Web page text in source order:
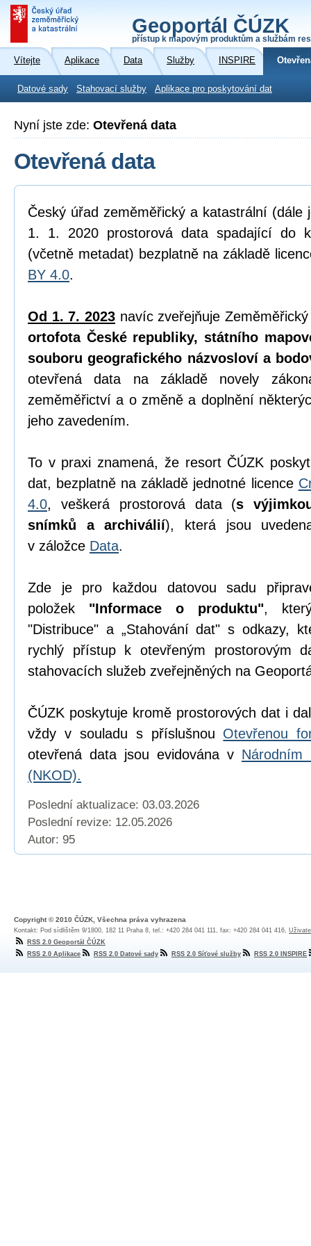
Geoportál ČÚZK
přístup k mapovým produktům a službám
Vítejte Aplikace Data Služby INSPIRE
Datové sady Stahovací služby Aplikace pro poskytování dat
Nyní jste zde: Otevřená data
Otevřená data
Český úřad zeměměřický a katastrální (dále
1. 1. 2020 prostorová data spadající do
(včetně metadat) bezplatně na základě
BY 4.0.
Od 1. 7. 2023 navíc zveřejňuje
ortofota České republiky, státního
souboru geografického názvosloví a
otevřená data na základě novely
zeměměřictví a o změně a doplnění
jeho zavedením.
To v praxi znamená, že resort ČÚZK
dat, bezplatně na základě jednotné licence
4.0, veškerá prostorová data (s
snímků a archiválií), která jsou
v záložce Data.
Zde je pro každou datovou sadu
položek "Informace o produktu",
"Distribuce" a „Stahování dat" s odkazy,
rychlý přístup k otevřeným prostorovým
stahovacích služeb zveřejněných na
ČÚZK poskytuje kromě prostorových dat i
vždy v souladu s příslušnou Otevřenou
otevřená data jsou evidována v Národním
(NKOD).
Poslední aktualizace: 03.03.2026
Poslední revize: 12.05.2026
Autor: 95
Copyright © 2010 ČÚZK, Všechna práva vyhrazena
Kontakt: Pod sídlištěm 9/1800, 182 11 Praha 8, tel.: +420 284 041 111, fax: +420 284 041 416,
RSS 2.0 Geoportál ČÚZK
RSS 2.0 Aplikace
RSS 2.0 Datové sady RSS 2.0 Síťové služby RSS 2.0 INSPIRE